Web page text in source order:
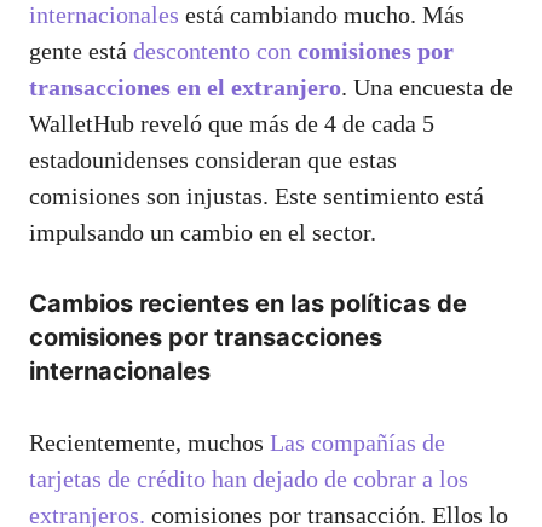
internacionales está cambiando mucho. Más
gente está descontento con comisiones por
transacciones en el extranjero. Una encuesta de
WalletHub reveló que más de 4 de cada 5
estadounidenses consideran que estas
comisiones son injustas. Este sentimiento está
impulsando un cambio en el sector.
Cambios recientes en las políticas de
comisiones por transacciones
internacionales
Recientemente, muchos Las compañías de
tarjetas de crédito han dejado de cobrar a los
extranjeros. comisiones por transacción. Ellos lo